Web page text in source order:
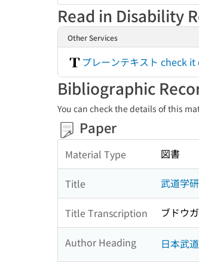
Read in Disability
Other Services
プレーンテキスト check it
Bibliographic
You can check the details of this
Paper
Material Type 図書
Title 武道学
Title Transcription ブドウ
Author Heading 日本武